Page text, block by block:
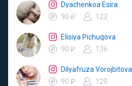
Dyachenkoa Esira
90 ₽
122
Elisiya Pichugova
90 ₽
136
Dilyafruza Vorojbitova
90 ₽
120